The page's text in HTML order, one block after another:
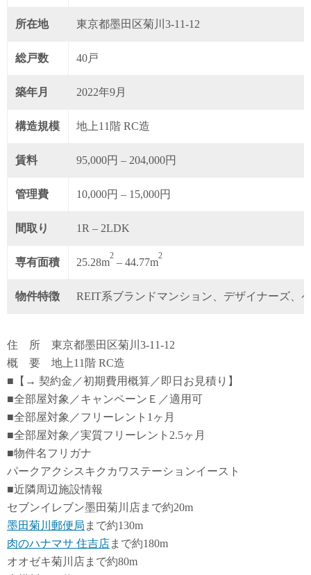
所在地 東京都墨田区菊川3‐11‐12
総戸数 40戸
築年月 2022年9月
構造規模 地上11階 RC造
賃料 95,000円 – 204,000円
管理費 10,000円 – 15,000円
間取り 1R – 2LDK
専有面積 25.28m
2
– 44.77m
2
物件特徴 REIT系ブランドマンション、デザイナーズ、
住 所 東京都墨田区菊川3-11-12
概 要 地上11階 RC造
■【→ 契約金／初期費用概算／即日お見積り】
■全部屋対象／キャンペーンＥ／適用可
■全部屋対象／フリーレント1ヶ月
■全部屋対象／実質フリーレント2.5ヶ月
■物件名フリガナ
パークアクシスキクカワステーションイースト
■近隣周辺施設情報
セブンイレブン墨田菊川店まで約20m
墨田菊川郵便局 まで約130m
肉のハナマサ 住吉店まで約180m
オオゼキ菊川店まで約80m